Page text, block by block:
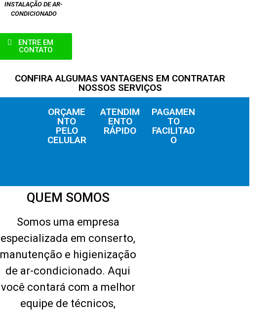
INSTALAÇÃO DE AR-
CONDICIONADO
ENTRE EM
CONTATO
CONFIRA ALGUMAS VANTAGENS EM CONTRATAR
NOSSOS SERVIÇOS
ORÇAME
NTO
PELO
CELULAR
ATENDIM
ENTO
RÁPIDO
PAGAMEN
TO
FACILITAD
O
QUEM SOMOS
Somos uma empresa
especializada em conserto,
manutenção e higienização
de ar-condicionado. Aqui
você contará com a melhor
equipe de técnicos,